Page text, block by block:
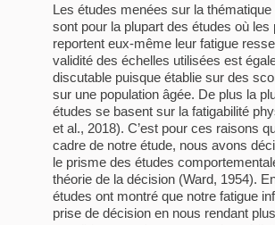
Les études menées sur la thématique
sont pour la plupart des études où les
reportent eux-même leur fatigue
validité des échelles utilisées est
discutable puisque établie sur des
sur une population âgée. De plus la
études se basent sur la fatigabilité
et al., 2018). C’est pour ces raisons
cadre de notre étude, nous avons
le prisme des études
théorie de la décision (Ward, 1954).
études ont montré que notre fatigue
prise de décision en nous rendant